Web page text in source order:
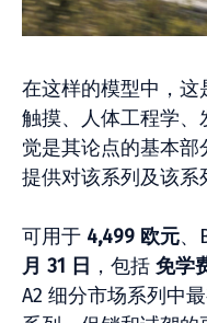
在这样的模型中，这
触摸、人体工程学
觉是其论点的基本
提供对该系列及该系
可用于 4,499 欧元、
月 31 日 ，包括 免学
A2 细分市场系列中